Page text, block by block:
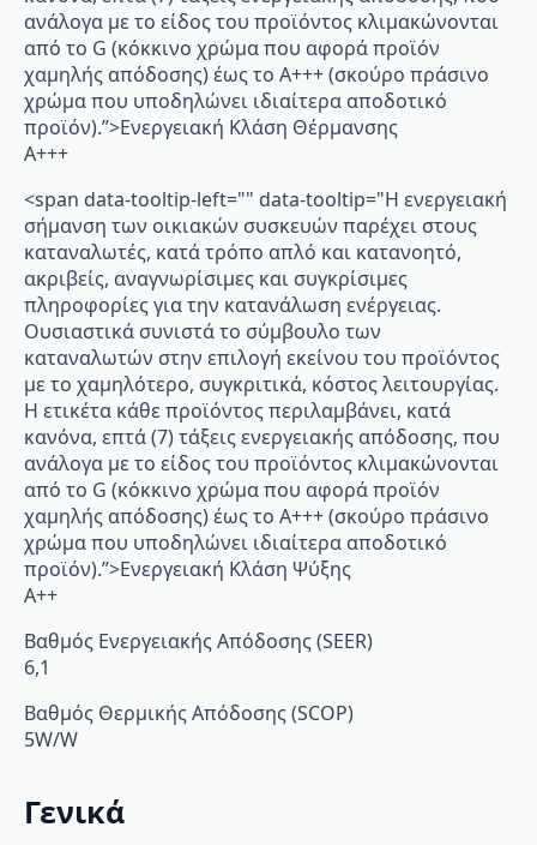
ανάλογα με το είδος του προϊόντος κλιμακώνονται
από το G (κόκκινο χρώμα που αφορά προϊόν
χαμηλής απόδοσης) έως το Α+++ (σκούρο πράσινο
χρώμα που υποδηλώνει ιδιαίτερα αποδοτικό
προϊόν).”>Ενεργειακή Κλάση Θέρμανσης
A+++
<span data-tooltip-left="" data-tooltip="Η ενεργειακή
σήμανση των οικιακών συσκευών παρέχει στους
καταναλωτές, κατά τρόπο απλό και κατανοητό,
ακριβείς, αναγνωρίσιμες και συγκρίσιμες
πληροφορίες για την κατανάλωση ενέργειας.
Ουσιαστικά συνιστά το σύμβουλο των
καταναλωτών στην επιλογή εκείνου του προϊόντος
με το χαμηλότερο, συγκριτικά, κόστος λειτουργίας.
Η ετικέτα κάθε προϊόντος περιλαμβάνει, κατά
κανόνα, επτά (7) τάξεις ενεργειακής απόδοσης, που
ανάλογα με το είδος του προϊόντος κλιμακώνονται
από το G (κόκκινο χρώμα που αφορά προϊόν
χαμηλής απόδοσης) έως το Α+++ (σκούρο πράσινο
χρώμα που υποδηλώνει ιδιαίτερα αποδοτικό
προϊόν).”>Ενεργειακή Κλάση Ψύξης
A++
Βαθμός Ενεργειακής Απόδοσης (SEER)
6,1
Βαθμός Θερμικής Απόδοσης (SCOP)
5W/W
Γενικά